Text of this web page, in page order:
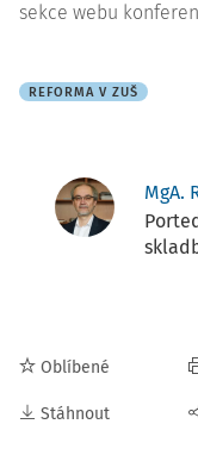
sekce webu
REFORMA V ZUŠ
MgA.
Oblíbené
Stáhnout